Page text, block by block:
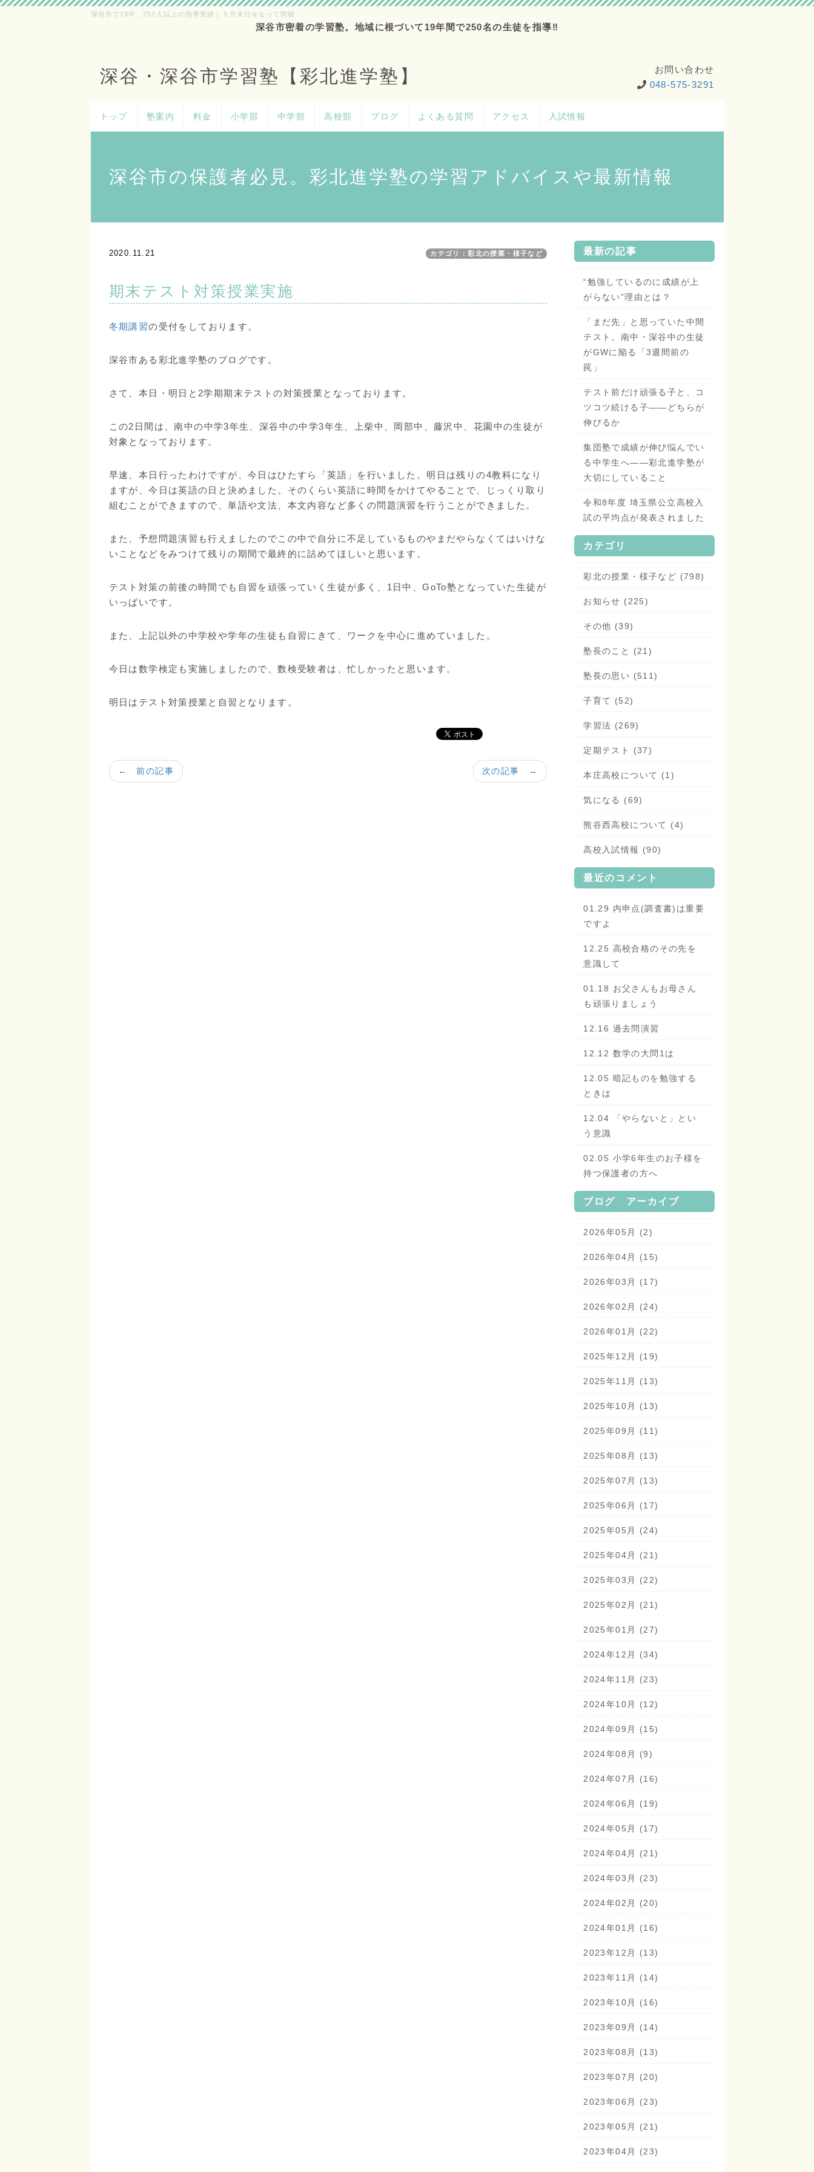
深谷市で19年、250人以上の指導実績｜５月末日をもって閉校
深谷市密着の学習塾。地域に根づいて19年間で250名の生徒を指導‼
深谷・深谷市学習塾【彩北進学塾】
お問い合わせ
048-575-3291
トップ 塾案内 料金 小学部 中学部 高校部 ブログ よくある質問 アクセス 入試情報
深谷市の保護者必見。彩北進学塾の学習アドバイスや最新情報
2020.11.21 カテゴリ：彩北の授業・様子など
期末テスト対策授業実施
冬期講習の受付をしております。
深谷市ある彩北進学塾のブログです。
さて、本日・明日と2学期期末テストの対策授業となっております。
この2日間は、南中の中学3年生、深谷中の中学3年生、上柴中、岡部中、藤沢中、花園中の生徒が
対象となっております。
早速、本日行ったわけですが、今日はひたすら「英語」を行いました。明日は残りの4教科になり
ますが、今日は英語の日と決めました。そのくらい英語に時間をかけてやることで、じっくり取り
組むことができますので、単語や文法、本文内容など多くの問題演習を行うことができました。
また、予想問題演習も行えましたのでこの中で自分に不足しているものやまだやらなくてはいけな
いことなどをみつけて残りの期間で最終的に詰めてほしいと思います。
テスト対策の前後の時間でも自習を頑張っていく生徒が多く、1日中、GoTo塾となっていた生徒が
いっぱいです。
また、上記以外の中学校や学年の生徒も自習にきて、ワークを中心に進めていました。
今日は数学検定も実施しましたので、数検受験者は、忙しかったと思います。
明日はテスト対策授業と自習となります。
次の記事 →
← 前の記事
最新の記事
“勉強しているのに成績が上
がらない”理由とは？
「まだ先」と思っていた中間
テスト。南中・深谷中の生徒
がGWに陥る「3週間前の
罠」
テスト前だけ頑張る子と、コ
ツコツ続ける子——どちらが
伸びるか
集団塾で成績が伸び悩んでい
る中学生へ——彩北進学塾が
大切にしていること
令和8年度 埼玉県公立高校入
試の平均点が発表されました
カテゴリ
彩北の授業・様子など (798)
お知らせ (225)
その他 (39)
塾長のこと (21)
塾長の思い (511)
子育て (52)
学習法 (269)
定期テスト (37)
本庄高校について (1)
気になる (69)
熊谷西高校について (4)
高校入試情報 (90)
最近のコメント
01.29 内申点(調査書)は重要
ですよ
12.25 高校合格のその先を
意識して
01.18 お父さんもお母さん
も頑張りましょう
12.16 過去問演習
12.12 数学の大問1は
12.05 暗記ものを勉強する
ときは
12.04 「やらないと」とい
う意識
02.05 小学6年生のお子様を
持つ保護者の方へ
ブログ アーカイブ
2026年05月 (2)
2026年04月 (15)
2026年03月 (17)
2026年02月 (24)
2026年01月 (22)
2025年12月 (19)
2025年11月 (13)
2025年10月 (13)
2025年09月 (11)
2025年08月 (13)
2025年07月 (13)
2025年06月 (17)
2025年05月 (24)
2025年04月 (21)
2025年03月 (22)
2025年02月 (21)
2025年01月 (27)
2024年12月 (34)
2024年11月 (23)
2024年10月 (12)
2024年09月 (15)
2024年08月 (9)
2024年07月 (16)
2024年06月 (19)
2024年05月 (17)
2024年04月 (21)
2024年03月 (23)
2024年02月 (20)
2024年01月 (16)
2023年12月 (13)
2023年11月 (14)
2023年10月 (16)
2023年09月 (14)
2023年08月 (13)
2023年07月 (20)
2023年06月 (23)
2023年05月 (21)
2023年04月 (23)